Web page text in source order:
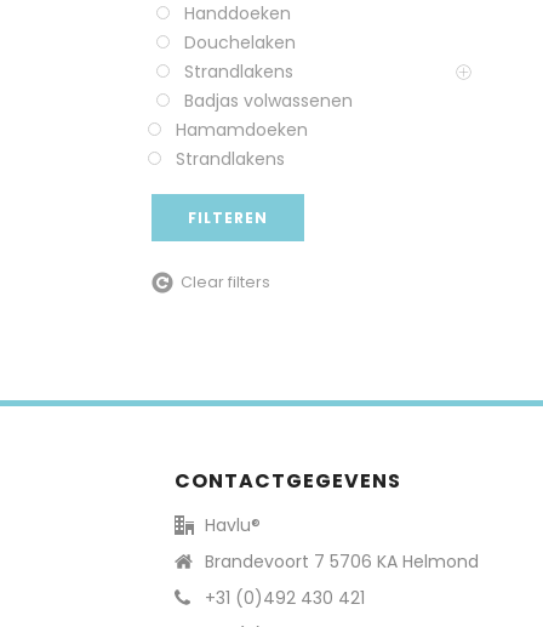
Handdoeken
Douchelaken
Strandlakens
Badjas volwassenen
Hamamdoeken
Strandlakens
FILTEREN
Clear filters
CONTACTGEGEVENS
Havlu®
Brandevoort 7 5706 KA Helmond
+31 (0)492 430 421